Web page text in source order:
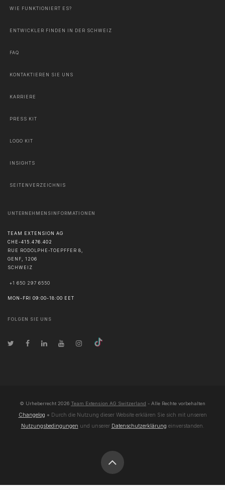
WIE FUNKTIONIERT ES?
ENTWICKLER FINDEN IN DER SCHWEIZ
FAQ
KONTAKTIEREN SIE UNS
KARRIERE
PRESS KIT
LOGO KIT
INSIGHTS
SEITENVERZEICHNIS
UNTERNEHMENSINFORMATIONEN
TEAM EXTENSION AG
CHE-415.476.402
RUE RODOLPHE-TOEPFFER 8,
GENF
1206
SCHWEIZ
+1 650 297 6550
MON-FRI 09:00-18:00 EET
FOLGEN SIE UNS
© Urheberrecht 2026 Team Extension AG Switzerland - Alle Rechte vorbehalten
Changelog ● Durch die Nutzung dieser Website erklären Sie sich mit unseren
Nutzungsbedingungen und unserer Datenschutzerklärung einverstanden.